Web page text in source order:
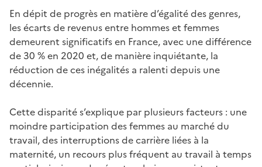
En dépit de progrès en matière d’égalité des genres,
les écarts de revenus entre hommes et femmes
demeurent significatifs en France, avec une différence
de 30 % en 2020 et, de manière inquiétante, la
réduction de ces inégalités a ralenti depuis une
décennie.
Cette disparité s’explique par plusieurs facteurs : une
moindre participation des femmes au marché du
travail, des interruptions de carrière liées à la
maternité, un recours plus fréquent au travail à temps